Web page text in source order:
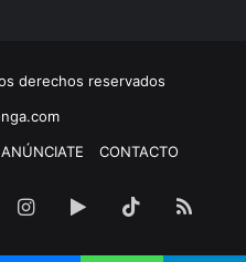
derechos reservados
ANÚNCIATE CONTACTO
Instagram
Google TikTokRSS